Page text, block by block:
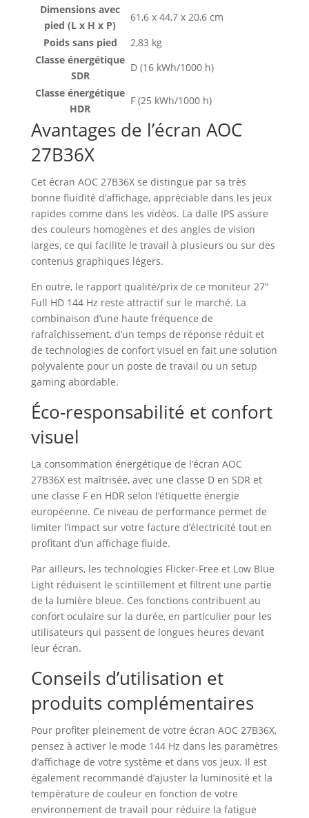
Dimensions avec
pied (L x H x P)
61,6 x 44,7 x 20,6 cm
Poids sans pied
2,83 kg
Classe énergétique
SDR
D (16 kWh/1000 h)
Classe énergétique
HDR
F (25 kWh/1000 h)
Avantages de l’écran AOC
27B36X
Cet écran AOC 27B36X se distingue par sa très
bonne fluidité d’affichage, appréciable dans les jeux
rapides comme dans les vidéos. La dalle IPS assure
des couleurs homogènes et des angles de vision
larges, ce qui facilite le travail à plusieurs ou sur des
contenus graphiques légers.
En outre, le rapport qualité/prix de ce moniteur 27″
Full HD 144 Hz reste attractif sur le marché. La
combinaison d’une haute fréquence de
rafraîchissement, d’un temps de réponse réduit et
de technologies de confort visuel en fait une solution
polyvalente pour un poste de travail ou un setup
gaming abordable.
Éco-responsabilité et confort
visuel
La consommation énergétique de l’écran AOC
27B36X est maîtrisée, avec une classe D en SDR et
une classe F en HDR selon l’étiquette énergie
européenne. Ce niveau de performance permet de
limiter l’impact sur votre facture d’électricité tout en
profitant d’un affichage fluide.
Par ailleurs, les technologies Flicker-Free et Low Blue
Light réduisent le scintillement et filtrent une partie
de la lumière bleue. Ces fonctions contribuent au
confort oculaire sur la durée, en particulier pour les
utilisateurs qui passent de longues heures devant
leur écran.
Conseils d’utilisation et
produits complémentaires
Pour profiter pleinement de votre écran AOC 27B36X,
pensez à activer le mode 144 Hz dans les paramètres
d’affichage de votre système et dans vos jeux. Il est
également recommandé d’ajuster la luminosité et la
température de couleur en fonction de votre
environnement de travail pour réduire la fatigue